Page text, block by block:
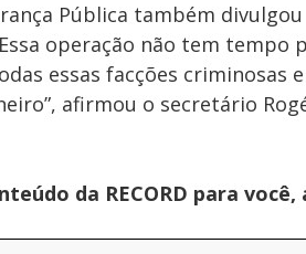
Pública também
operação não tem tempo
essas facções criminosas
afirmou o secretário
da RECORD para